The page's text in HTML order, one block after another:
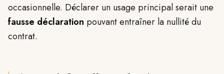
occasionnelle. Déclarer un usage principal serait une
fausse déclaration pouvant entraîner la nullité du
contrat.